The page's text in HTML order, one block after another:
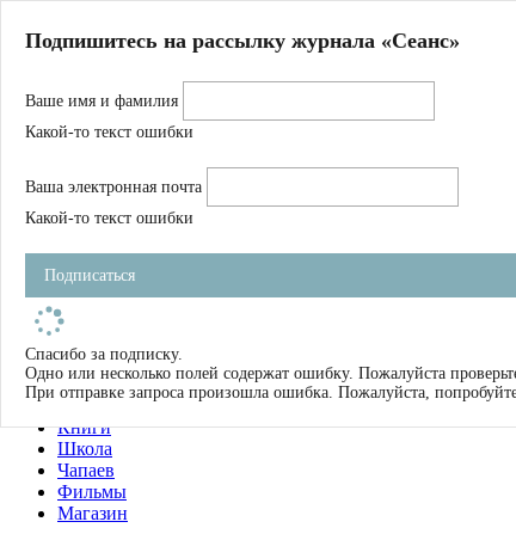
Магазин
Журнал
Школа
Устав
Фильмы
Имена
Тэги
О нас
Журнал
Книги
Школа
Чапаев
Фильмы
Магазин
Подпишитесь на рассылку журнала «Сеанс»
Ваше имя и фамилия
Какой-то текст ошибки
Ваша электронная почта
Какой-то текст ошибки
Подписаться
Спасибо за подписку.
Одно или несколько полей содержат ошибку. Пожалуйста
При отправке запроса произошла ошибка. Пожалуйста,